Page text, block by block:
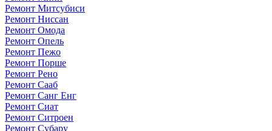
Ремонт Митсубиси
Ремонт Ниссан
Ремонт Омода
Ремонт Опель
Ремонт Пежо
Ремонт Порше
Ремонт Рено
Ремонт Сааб
Ремонт Санг Енг
Ремонт Сиат
Ремонт Ситроен
Ремонт Субару